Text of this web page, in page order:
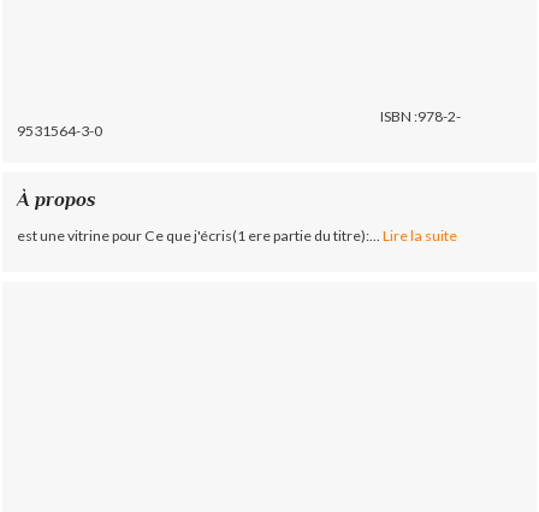
ISBN :978-2-
9531564-3-0
À propos
est une vitrine pour Ce que j'écris(1 ere partie du titre):... Lire la suite